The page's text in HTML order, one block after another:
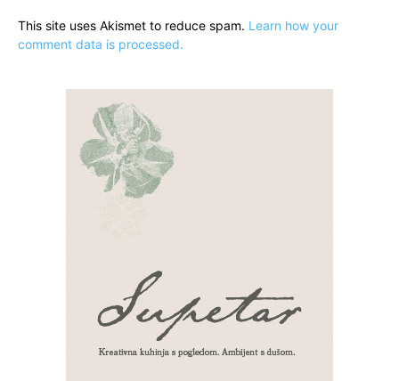
This site uses Akismet to reduce spam. Learn how your
comment data is processed.